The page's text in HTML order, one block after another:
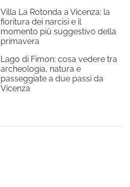
Villa La Rotonda a Vicenza: la
fioritura dei narcisi e il
momento più suggestivo della
primavera
Lago di Fimon: cosa vedere tra
archeologia, natura e
passeggiate a due passi da
Vicenza